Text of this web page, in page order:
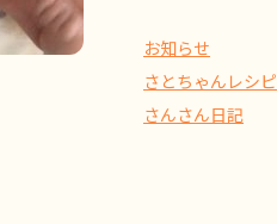
お知らせ
さとちゃんレシピ
さんさん日記